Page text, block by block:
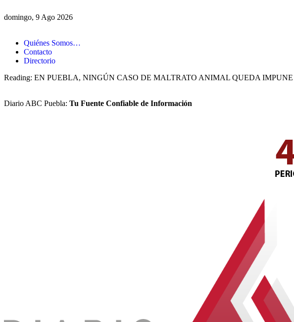
domingo, 9 Ago 2026
Quiénes Somos…
Contacto
Directorio
Reading: EN PUEBLA, NINGÚN CASO DE MALTRATO ANIMAL QUEDA IMPUNE
Diario ABC Puebla: Tu Fuente Confiable de Información